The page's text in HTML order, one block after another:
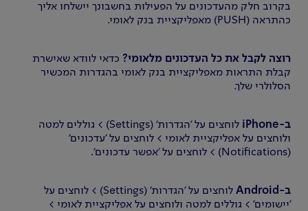
בקרוב חלק מהעדכונים על הפעילות בחשבונך יישלחו אליך
כהתראה (PUSH) מאפליקציית בנק לאומי.
רוצה לקבל את כל העדכונים מלאומי? כדאי לוודא שאישרת
קבלת התראות מאפליקציית בנק לאומי בהגדרות המכשיר
הסלולרי שלך.
ב-iPhone
לוחצים על 'הגדרות' (Settings) > גוללים למטה
ולוחצים על אפליקציית לאומי > לוחצים על 'עדכונים'
(Notifications) > לוחצים על 'אפשר עדכונים'.
ב-Android
לוחצים על 'הגדרות' (Settings) > לוחצים על
'יישומים' > גוללים למטה ולוחצים על אפליקציית לאומי >